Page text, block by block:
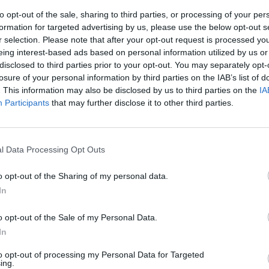
opt-out of the sale, sharing to third parties, or processing of your
for targeted advertising by us, please use the below opt-out
selection. Please note that after your opt-out request is processed
interest-based ads based on personal information utilized by us
to third parties prior to your opt-out. You may separately
of your personal information by third parties on the IAB’s list of
This information may also be disclosed by us to third parties on the
Participants that may further disclose it to other third parties.
Data Processing Opt Outs
opt-out of the Sharing of my personal data.
opt-out of the Sale of my Personal Data.
opt-out of processing my Personal Data for Targeted
Il tavolo salta, il Cska si tiene il
e la notizia fa il giro del mondo. A quel
un sostituto all'altezza e spunta
del Villarreal voglioso di cambiare
volta extracomunitario ma, più che la
a ostacolare l'affare sono le ore
alla chiusura del mercato. Poche per
internazionale. Nel frattempo, e sono le
Sarà forse l'ultima volta. Si parla, è
- dice il tecnico - è ovvio che se Cisse è
arriverà. Alla società ho chiesto
«Seguivamo da tempo Guarin del
che lo abbia preso l'Inter». Si
viene chiesto il gradimento a Reja:
Rudy Giuliani a Come States?
Trump, Meloni e la strategia
americana